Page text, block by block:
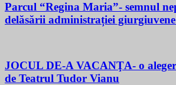
Parcul “Regina Maria”- semnul
delăsării administrației
JOCUL DE-A VACANŢA- o
de Teatrul Tudor Vianu